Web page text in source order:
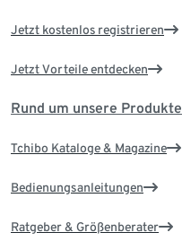
Jetzt kostenlos registrieren
Jetzt Vorteile entdecken
Rund um unsere Produkte
Tchibo Kataloge & Magazine
Bedienungsanleitungen
Ratgeber & Größenberater